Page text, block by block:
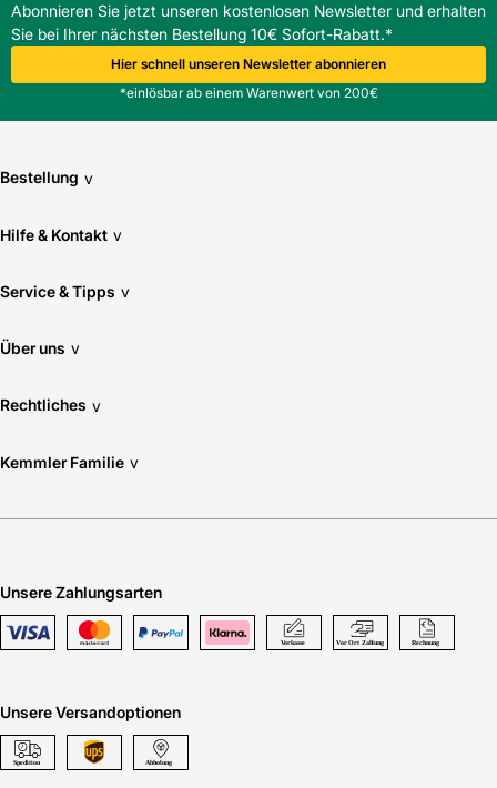
Verpackung: Karton
Hersteller-Art.-Nr.: 1893351310
Abonnieren Sie jetzt unseren kostenlosen Newsletter und erhalten
Sie bei Ihrer nächsten Bestellung 10€ Sofort-Rabatt.*
Hier schnell unseren Newsletter abonnieren
*einlösbar ab einem Warenwert von 200€
Bestellung v
Hilfe & Kontakt v
Service & Tipps v
Über uns v
Rechtliches v
Kemmler Familie v
Unsere Zahlungsarten
Unsere Versandoptionen